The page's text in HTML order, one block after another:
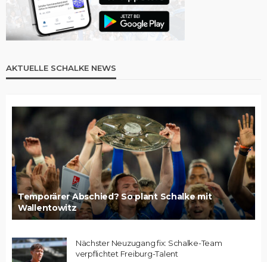
AKTUELLE SCHALKE NEWS
Temporärer Abschied? So plant Schalke mit
Wallentowitz
Nächster Neuzugang fix: Schalke-Team
verpflichtet Freiburg-Talent